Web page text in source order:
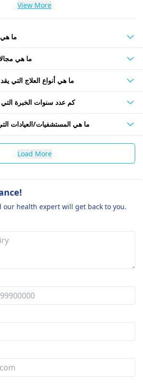
View More
ما
ما هي
ما هي أنواع العلاج التي
كم عدد سنوات الخبرة التي
ما هي المستشفيات/العيادات
Load More
our health expert will get back to you.